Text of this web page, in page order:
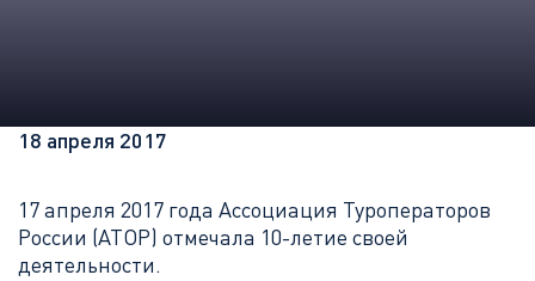
18 апреля 2017
17 апреля 2017 года Ассоциация Туроператоров
России (АТОР) отмечала 10-летие своей
деятельности.